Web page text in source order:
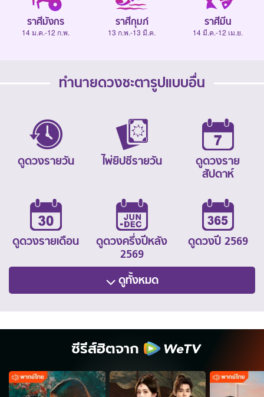
ราศีมังกร
14 ม.ค.-12 ก.พ.
ราศีกุมภ์
13 ก.พ.-13 มี.ค.
ราศีมีน
14 มี.ค.-12 เม.ย.
ทำนายดวงชะตารูปแบบอื่น
ดูดวงรายวัน ไพ่ยิปซีรายวัน
ดูดวงราย
สัปดาห์
ดูดวงรายเดือน
ดูดวงครึ่งปีหลัง
2569
ดูดวงปี 2569
ดูทั้งหมด
ซีรีส์ฮิตจาก